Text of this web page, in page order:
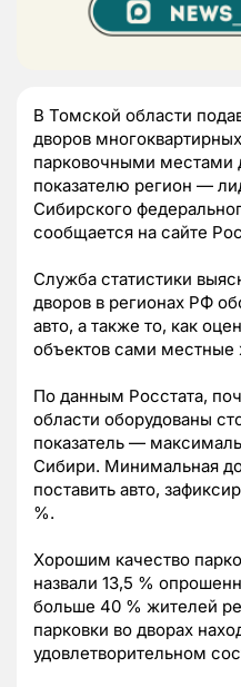
В Томской области
дворов
парковочными местами
показателю регион —
Сибирского
сообщается на сайте
Служба статистики
дворов в регионах РФ
авто, а также то, как
объектов сами местные
По данным Росстата,
области оборудованы
показатель —
Сибири. Минимальная
поставить авто,
%.
Хорошим качество
назвали 13,5 %
больше 40 % жителей
парковки во дворах
удовлетворительном